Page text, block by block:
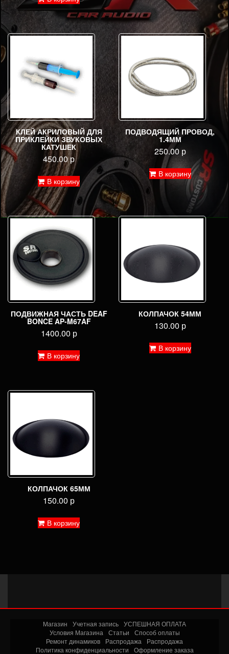
КЛЕЙ АКРИЛОВЫЙ ДЛЯ
ПРИКЛЕЙКИ ЗВУКОВЫХ
КАТУШЕК
450.00р
В корзину
ПОДВОДЯЩИЙ ПРОВОД,
1.4ММ
250.00 р
В корзину
ПОДВИЖНАЯ ЧАСТЬ DEAF
BONCE AP-M67AF
1400.00 р
В корзину
КОЛПАЧОК 54ММ
130.00 р
В корзину
КОЛПАЧОК 65ММ
150.00 р
В корзину
Магазин Учетная запись УСПЕШНАЯ ОПЛАТА
Условия Магазина
Статьи
Способ оплаты
Ремонт динамиков
Распродажа
Распродажа
Политика конфиденциальности
Оформление заказа